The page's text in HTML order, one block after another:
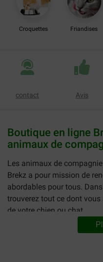
Croquettes Friandises
contact Avis
Boutique en ligne
animaux de
Les animaux de
Brekz a pour mission de
abordables pour tous.
trouverez tout ce dont
de votre chien ou chat.
Faire des achats en